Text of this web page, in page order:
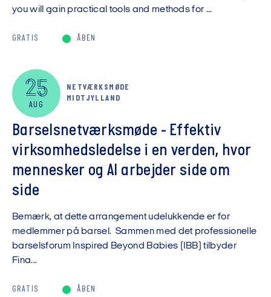
you will gain practical tools and methods for ...
GRATIS ÅBEN
25
AUG
NETVÆRKSMØDE
MIDTJYLLAND
Barselsnetværksmøde - Effektiv
virksomhedsledelse i en verden, hvor
mennesker og AI arbejder side om
side
Bemærk, at dette arrangement udelukkende er for
medlemmer på barsel. Sammen med det professionelle
barselsforum Inspired Beyond Babies (IBB) tilbyder
Fina...
GRATIS ÅBEN